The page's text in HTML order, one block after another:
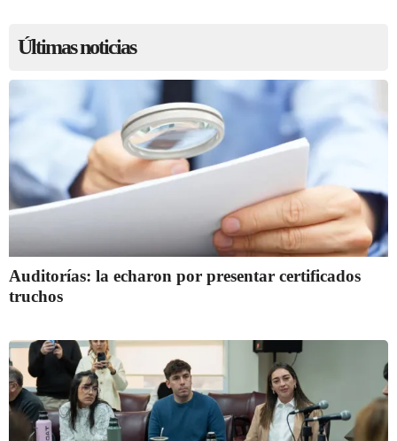
Últimas noticias
Auditorías: la echaron por presentar certificados
truchos